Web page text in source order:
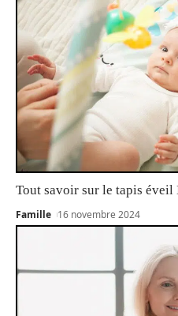
Tout savoir sur le tapis éveil
Famille 16 novembre 2024